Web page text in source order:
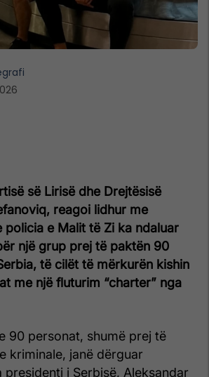
së Lirisë dhe Drejtësisë
reagoi lidhur me
policia e Malit të Zi ka ndaluar
një grup prej të paktën 90
të cilët të mërkurën kishin
me një fluturim “charter” nga
90 personat, shumë prej të
kriminale, janë dërguar
presidenti i Serbisë, Aleksandar